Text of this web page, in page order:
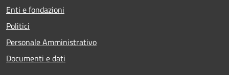
Enti e fondazioni
Politici
Personale Amministrativo
Documenti e dati